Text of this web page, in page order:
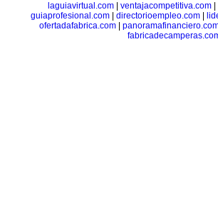
laguiavirtual.com
ventajacompetitiva.com
guiaprofesional.com| directorioempleo.com|
ofertadafabrica.com|